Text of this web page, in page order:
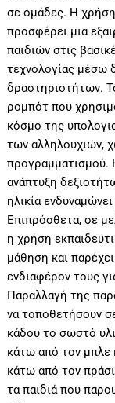
σε ομάδες. Η
προσφέρει μια
παιδιών στις
τεχνολογίας μέσω
δραστηριοτήτων.
ρομπότ που
κόσμο της
των αλληλουχιών,
προγραμματισμού.
ανάπτυξη
ηλικία
Επιπρόσθετα, σε
η χρήση
μάθηση και
ενδιαφέρον τους
Παραλλαγή της
να τοποθετήσουν
κάδου το σωστό
κάτω από τον μπλε
κάτω από τον
τα παιδιά που